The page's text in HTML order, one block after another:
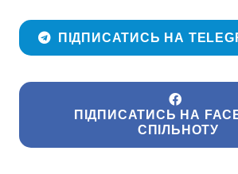
ПІДПИСАТИСЬ НА
ПІДПИСАТИСЬ НА
СПІЛЬНОТУ